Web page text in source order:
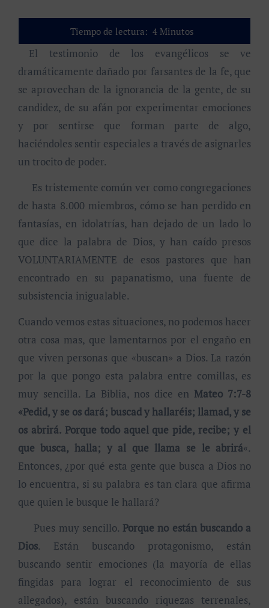
Tiempo de lectura: 4 Minutos
El testimonio de los evangélicos se ve
dramáticamente dañado por farsantes de la fe, que
se aprovechan de la ignorancia de la gente, de su
candidez, de su afán por experimentar emociones
y por sentirse que forman parte de algo,
haciéndoles sentir especiales a través de asignarles
un trocito de poder.
Es tristemente común ver como congregaciones
de hasta 8.000 miembros, cómo se han perdido en
fantasías, en idolatrías, han dejado de un lado lo
que dice la palabra de Dios, y han caído presos
VOLUNTARIAMENTE de esos pastores que han
encontrado en su papanatismo, una fuente de
subsistencia inigualable.
Cuando vemos estas situaciones, no podemos hacer
otra cosa mas, que lamentarnos por el engaño en
que viven personas que «buscan» a Dios. La razón
por la que pongo esta palabra entre comillas, es
muy sencilla. La Biblia, nos dice en Mateo 7:7-8
«Pedid, y se os dará; buscad y hallaréis; llamad, y se
os abrirá. Porque todo aquel que pide, recibe; y el
que busca, halla; y al que llama se le abrirá«.
Entonces, ¿por qué esta gente que busca a Dios no
lo encuentra, si su palabra es tan clara que afirma
que quien le busque le hallará?
Pues muy sencillo. Porque no están buscando a
Dios. Están buscando protagonismo, están
buscando sentir emociones (la mayoría de ellas
fingidas para lograr el reconocimiento de sus
allegados), están buscando riquezas terrenales,